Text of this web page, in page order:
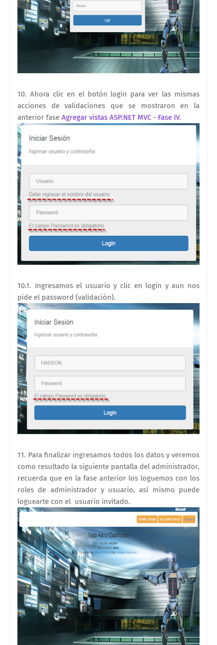
10. Ahora clic en el botón login para ver las mismas
acciones de validaciones que se mostraron en la
anterior fase Agregar vistas ASP.NET MVC - Fase IV.
10.1. Ingresamos el usuario y clic en login y aun nos
pide el password (validación).
11. Para finalizar ingresamos todos los datos y veremos
como resultado la siguiente pantalla del administrador,
recuerda que en la fase anterior los loguemos con los
roles de administrador y usuario, así mismo puede
loguearte con el usuario invitado.